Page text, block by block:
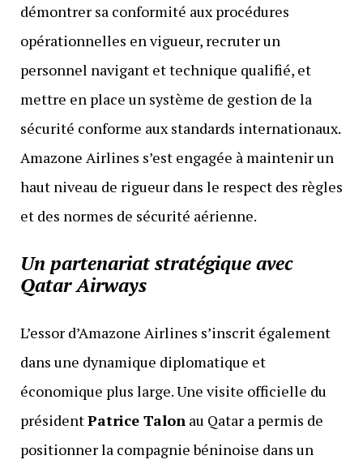
démontrer sa conformité aux procédures
opérationnelles en vigueur, recruter un
personnel navigant et technique qualifié, et
mettre en place un système de gestion de la
sécurité conforme aux standards internationaux.
Amazone Airlines s’est engagée à maintenir un
haut niveau de rigueur dans le respect des règles
et des normes de sécurité aérienne.
Un partenariat stratégique avec
Qatar Airways
L’essor d’Amazone Airlines s’inscrit également
dans une dynamique diplomatique et
économique plus large. Une visite officielle du
présidentPatrice Talon au Qatar a permis de
positionner la compagnie béninoise dans un